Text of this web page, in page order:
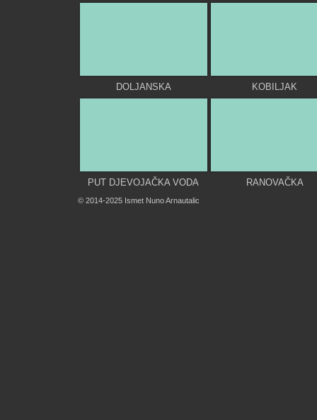
DOLJANSKA KOBILJAK
PUT DJEVOJAČKA VODA RANOVAČKA
© 2014-2025 Ismet Nuno Arnautalic